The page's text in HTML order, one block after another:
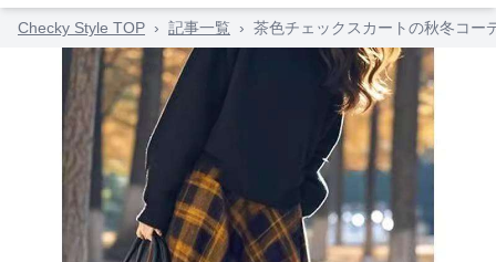
Checky Style TOP › 記事一覧 › 茶色チェックスカートの秋冬コー